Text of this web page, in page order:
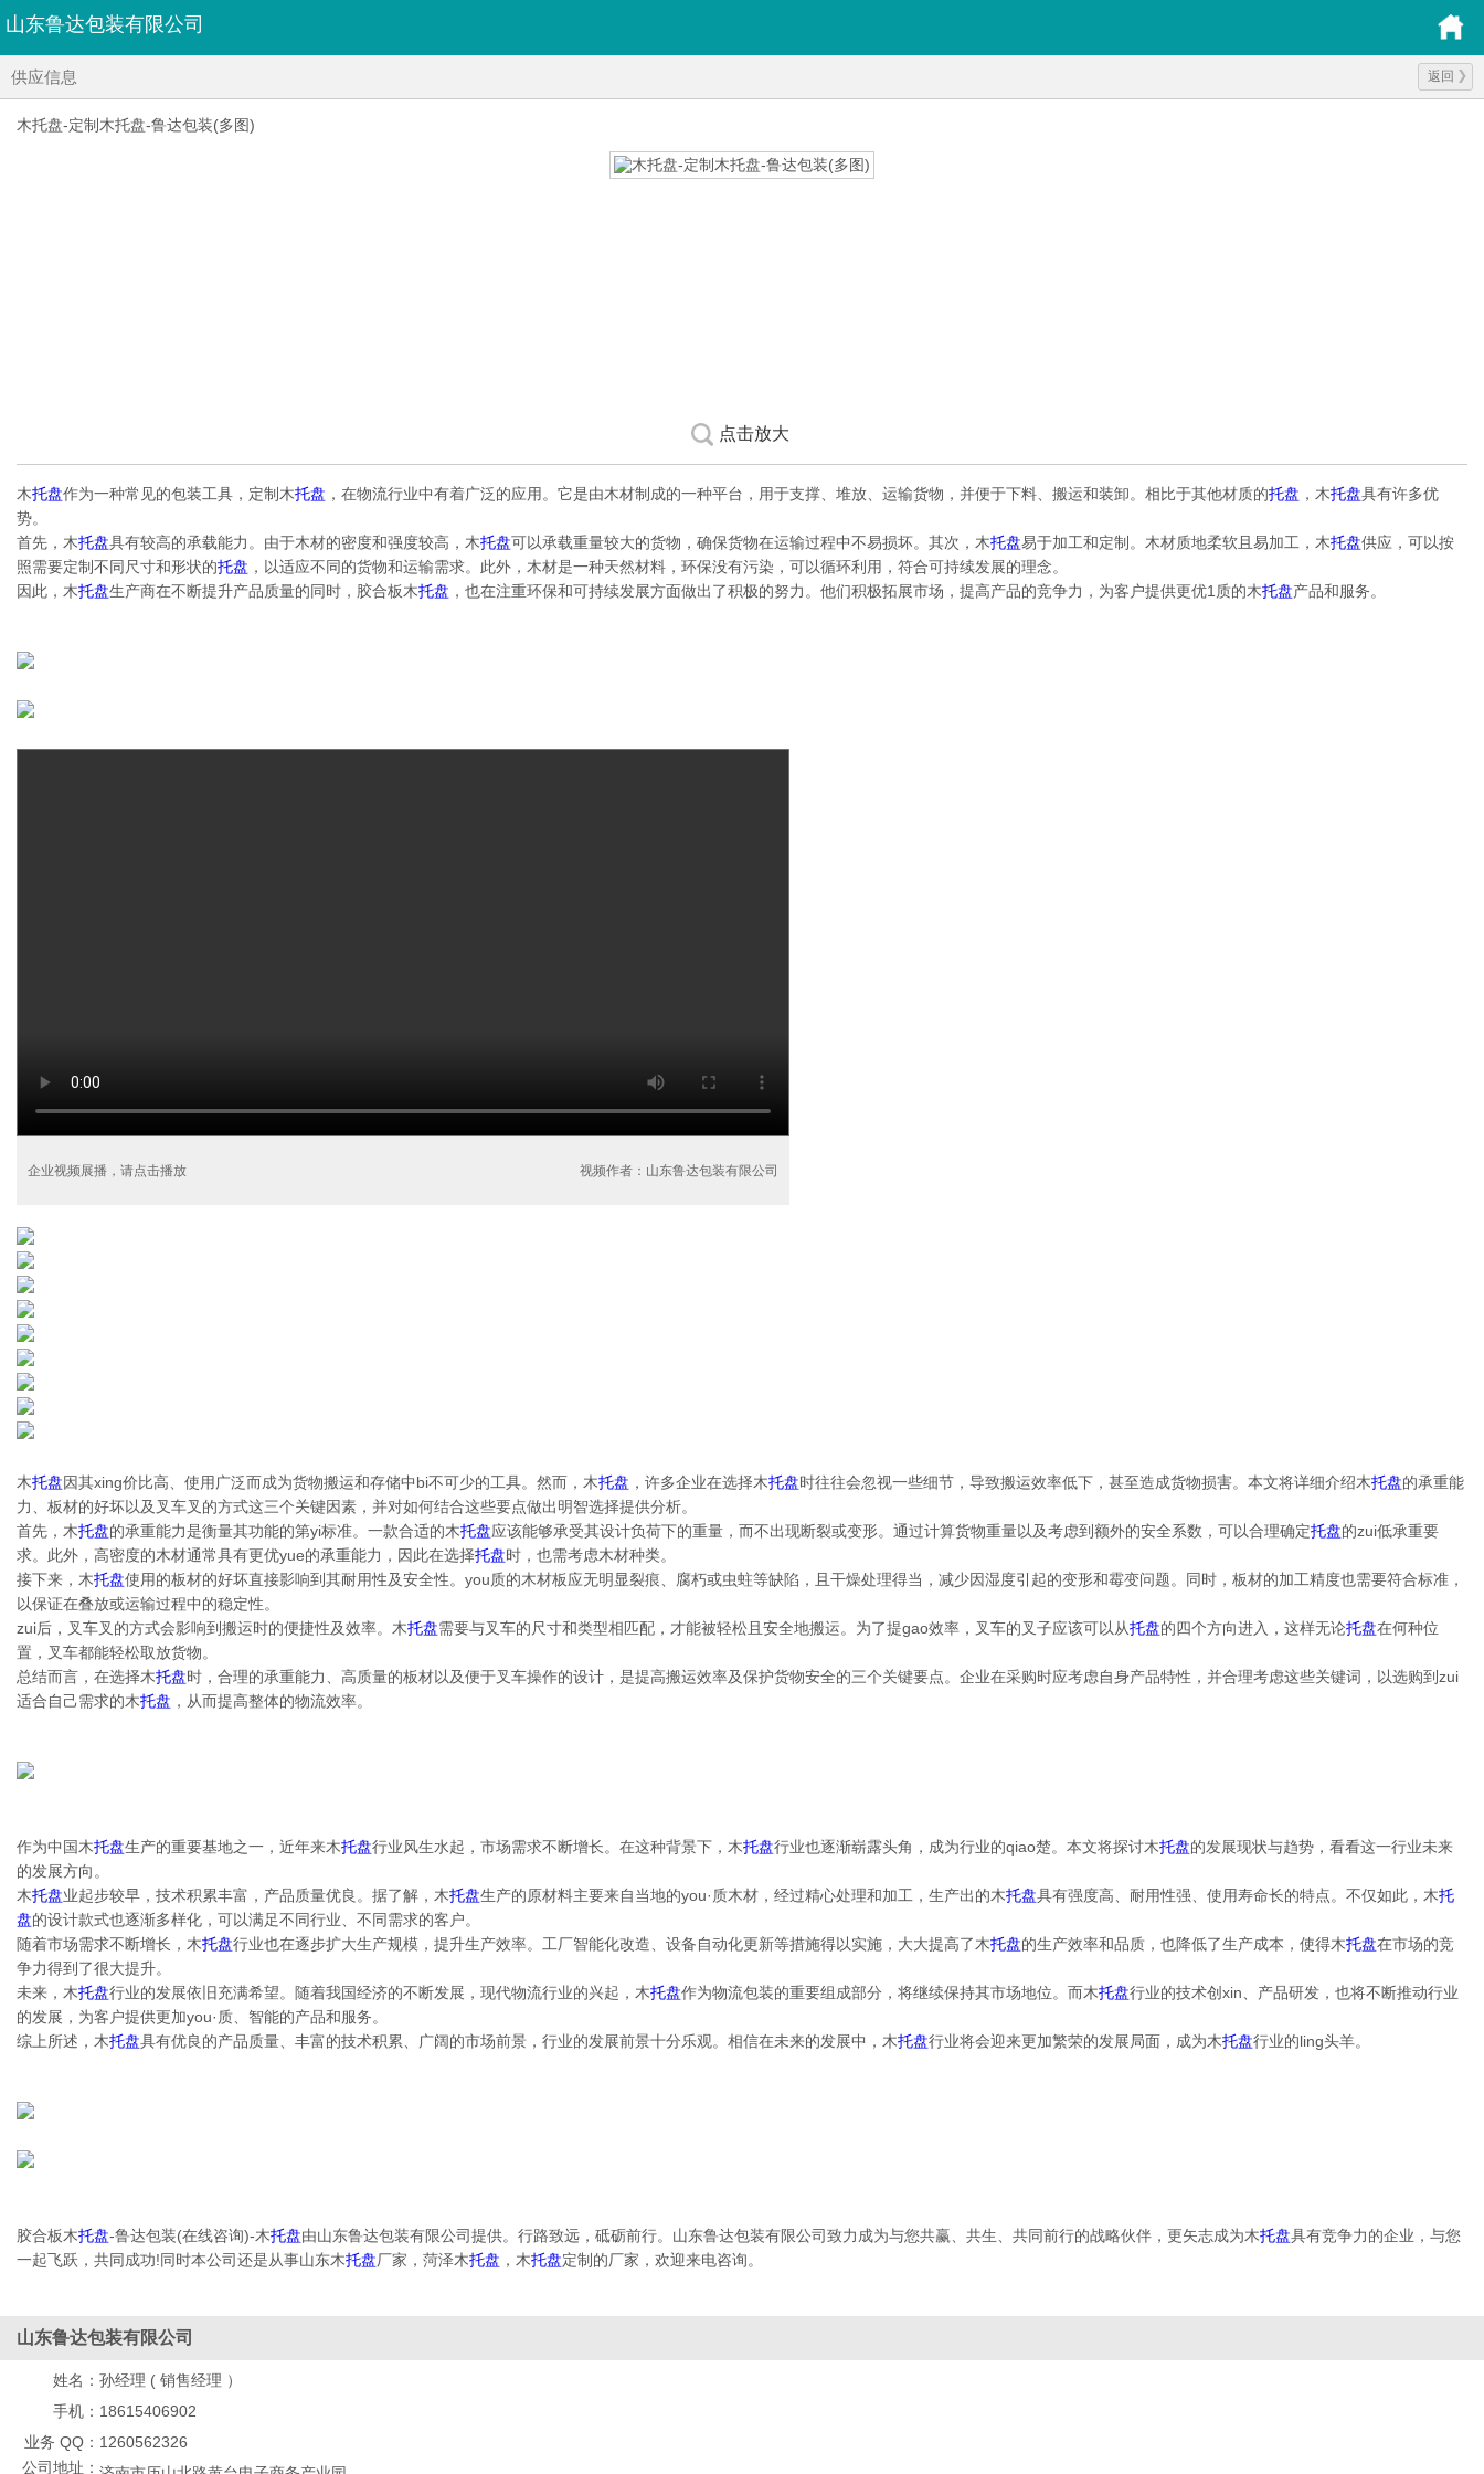
山东鲁达包装有限公司
供应信息 返回
木托盘-定制木托盘-鲁达包装(多图)
点击放大
木托盘作为一种常见的包装工具，定制木托盘 ，在物流行业中有着广泛的应用。它是由木材制成的一种平台，用于支撑、堆放、运输货物，并便于下料、搬运和装卸。相比于其他材质的托盘 ，木托盘具有许多优
势。
首先，木托盘具有较高的承载能力。由于木材的密度和强度较高，木托盘可以承载重量较大的货物，确保货物在运输过程中不易损坏。其次，木托盘易于加工和定制。木材质地柔软且易加工，木托盘供应，可以按
照需要定制不同尺寸和形状的托盘 ，以适应不同的货物和运输需求。此外，木材是一种天然材料，环保没有污染，可以循环利用，符合可持续发展的理念。
因此，木托盘生产商在不断提升产品质量的同时，胶合板木托盘 ，也在注重环保和可持续发展方面做出了积极的努力。他们积极拓展市场，提高产品的竞争力，为客户提供更优1质的木托盘产品和服务。
企业视频展播，请点击播放 视频作者：山东鲁达包装有限公司
木托盘因其xing价比高、使用广泛而成为货物搬运和存储中bi不可少的工具。然而，木托盘 ，许多企业在选择木托盘时往往会忽视一些细节，导致搬运效率低下，甚至造成货物损害。本文将详细介绍木托盘的承重能
力、板材的好坏以及叉车叉的方式这三个关键因素，并对如何结合这些要点做出明智选择提供分析。
首先，木托盘的承重能力是衡量其功能的第yi标准。一款合适的木托盘应该能够承受其设计负荷下的重量，而不出现断裂或变形。通过计算货物重量以及考虑到额外的安全系数，可以合理确定托盘的zui低承重要
求。此外，高密度的木材通常具有更优yue的承重能力，因此在选择托盘时，也需考虑木材种类。
接下来，木托盘使用的板材的好坏直接影响到其耐用性及安全性。you质的木材板应无明显裂痕、腐朽或虫蛀等缺陷，且干燥处理得当，减少因湿度引起的变形和霉变问题。同时，板材的加工精度也需要符合标准，
以保证在叠放或运输过程中的稳定性。
zui后，叉车叉的方式会影响到搬运时的便捷性及效率。木托盘需要与叉车的尺寸和类型相匹配，才能被轻松且安全地搬运。为了提gao效率，叉车的叉子应该可以从托盘的四个方向进入，这样无论托盘在何种位
置，叉车都能轻松取放货物。
总结而言，在选择木托盘时，合理的承重能力、高质量的板材以及便于叉车操作的设计，是提高搬运效率及保护货物安全的三个关键要点。企业在采购时应考虑自身产品特性，并合理考虑这些关键词，以选购到zui
适合自己需求的木托盘 ，从而提高整体的物流效率。
作为中国木托盘生产的重要基地之一，近年来木托盘行业风生水起，市场需求不断增长。在这种背景下，木托盘行业也逐渐崭露头角，成为行业的qiao楚。本文将探讨木托盘的发展现状与趋势，看看这一行业未来
的发展方向。
木托盘业起步较早，技术积累丰富，产品质量优良。据了解，木托盘生产的原材料主要来自当地的you·质木材，经过精心处理和加工，生产出的木托盘具有强度高、耐用性强、使用寿命长的特点。不仅如此，木托
盘的设计款式也逐渐多样化，可以满足不同行业、不同需求的客户。
随着市场需求不断增长，木托盘行业也在逐步扩大生产规模，提升生产效率。工厂智能化改造、设备自动化更新等措施得以实施，大大提高了木托盘的生产效率和品质，也降低了生产成本，使得木托盘在市场的竞
争力得到了很大提升。
未来，木托盘行业的发展依旧充满希望。随着我国经济的不断发展，现代物流行业的兴起，木托盘作为物流包装的重要组成部分，将继续保持其市场地位。而木托盘行业的技术创xin、产品研发，也将不断推动行业
的发展，为客户提供更加you·质、智能的产品和服务。
综上所述，木托盘具有优良的产品质量、丰富的技术积累、广阔的市场前景，行业的发展前景十分乐观。相信在未来的发展中，木托盘行业将会迎来更加繁荣的发展局面，成为木托盘行业的ling头羊。
胶合板木托盘-鲁达包装(在线咨询)-木托盘由山东鲁达包装有限公司提供。行路致远，砥砺前行。山东鲁达包装有限公司致力成为与您共赢、共生、共同前行的战略伙伴，更矢志成为木托盘具有竞争力的企业，与您
一起飞跃，共同成功!同时本公司还是从事山东木托盘厂家，菏泽木托盘 ，木托盘定制的厂家，欢迎来电咨询。
山东鲁达包装有限公司
姓名： 孙经理 ( 销售经理 ）
手机： 18615406902
业务 QQ： 1260562326
公司地址：